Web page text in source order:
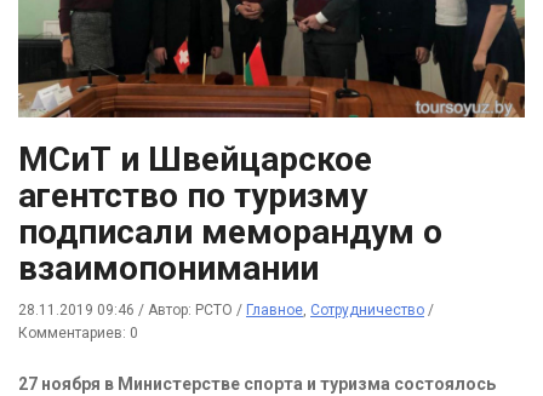
МСиТ и Швейцарское
агентство по туризму
подписали меморандум о
взаимопонимании
28.11.2019 09:46 / Автор: РСТО / Главное, Сотрудничество /
Комментариев: 0
27 ноября в Министерстве спорта и туризма состоялось